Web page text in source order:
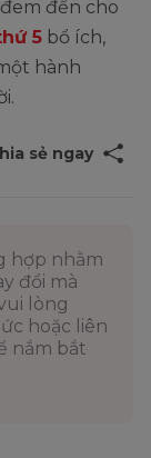
đến cho
5 bổ ích,
hành
sẻ ngay
hợp nhằm
đổi mà
lòng
hoặc liên
nắm bắt